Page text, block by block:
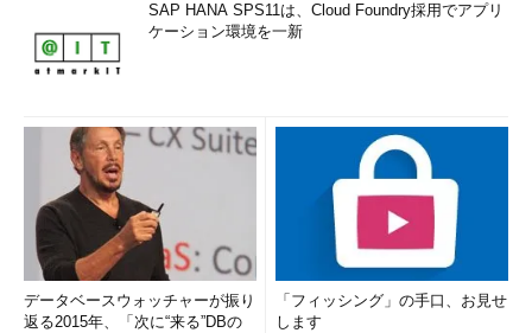
SAP HANA SPS11は、Cloud Foundry採用でアプリ
ケーション環境を一新
データベースウォッチャーが振り
返る2015年、「次に“来る”DBの
「フィッシング」の手口、お見せ
します